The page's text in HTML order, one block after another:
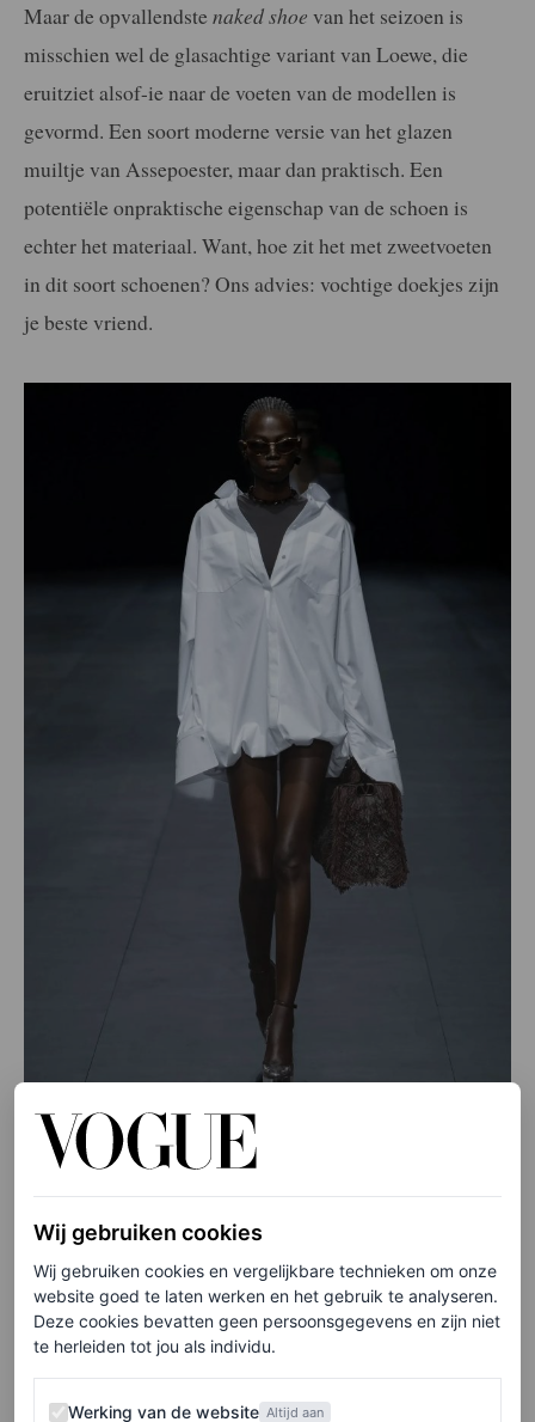
Maar de opvallendste naked shoe van het seizoen is
misschien wel de glasachtige variant van Loewe, die
eruitziet alsof-ie naar de voeten van de modellen is
gevormd. Een soort moderne versie van het glazen
muiltje van Assepoester, maar dan praktisch. Een
potentiële onpraktische eigenschap van de schoen is
echter het materiaal. Want, hoe zit het met zweetvoeten
in dit soort schoenen? Ons advies: vochtige doekjes zijn
je beste vriend.
©GORUNWAY.COM
Van transparante hakken
tot PVC ballerina’s
Vergeet de hinder die doorzichtige schoenen kunnen
veroorzaken: Net-a-Porter zag een stijging van maar
liefst 400 procent in het aantal zoekopdrachten naar
Wij gebruiken cookies
Wij gebruiken cookies en vergelijkbare technieken om onze
website goed te laten werken en het gebruik te analyseren.
Deze cookies bevatten geen persoonsgegevens en zijn niet
te herleiden tot jou als individu.
Werking van de website
Werking van de website Altijd aan